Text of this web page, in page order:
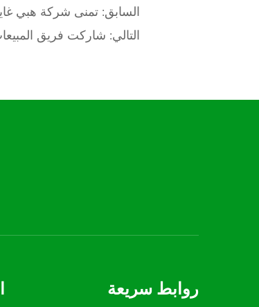
السابق: تمنى شركة هبي
التالي: شاركت فريق
روابط سريعة